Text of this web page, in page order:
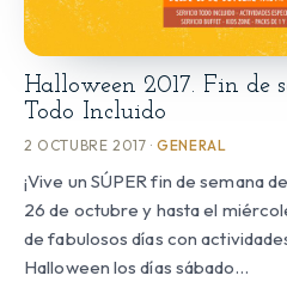
Halloween 2017. Fin de
Todo Incluido
2 OCTUBRE 2017 ·GENERAL
¡Vive un SÚPER fin de semana
26 de octubre y hasta el
de fabulosos días con
Halloween los días sábado…